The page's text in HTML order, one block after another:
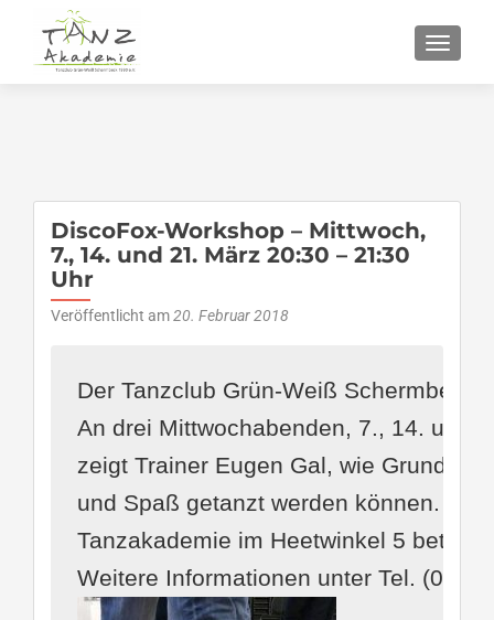
DiscoFox-Workshop – Mittwoch,
7., 14. und 21. März 20:30 – 21:30
Uhr
Veröffentlicht am20. Februar 2018
Der Tanzclub Grün-Weiß
An drei Mittwochabenden, 7., 14. und
zeigt Trainer Eugen Gal, wie
und Spaß getanzt werden können.
Tanzakademie im Heetwinkel 5